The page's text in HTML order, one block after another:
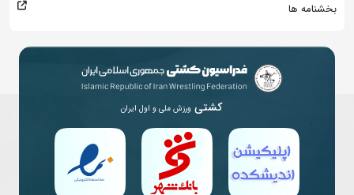
بخشنامه ها
کشتی ورزش ملی و اول ایران